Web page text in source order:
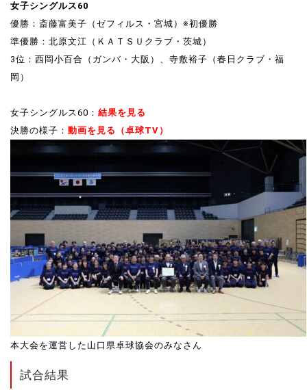
女子シングルス60
優勝：斎藤富美子（ゼフィルス・宮城）※初優勝
準優勝：北原文江（ＫＡＴＳＵクラブ・茨城）
3位：西岡小百合（ガンバ・大阪）、寺敷裕子（春日クラブ・福
岡）
女子シングルス60： 結果を見る
決勝の様子： 動画を見る（卓球TV）
本大会を運営した山口県卓球協会のみなさん
試合結果